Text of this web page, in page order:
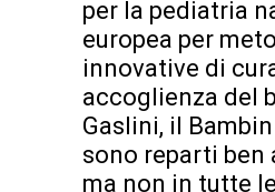
per la pediatria
europea per
innovative di
accoglienza del
Gaslini, il Bambin
sono reparti ben
ma non in tutte